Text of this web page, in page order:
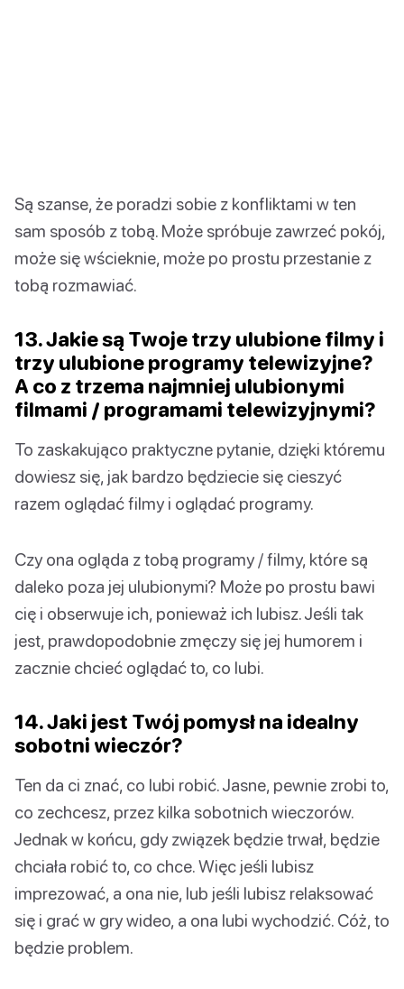
Są szanse, że poradzi sobie z konfliktami w ten
sam sposób z tobą. Może spróbuje zawrzeć pokój,
może się wścieknie, może po prostu przestanie z
tobą rozmawiać.
13. Jakie są Twoje trzy ulubione filmy i
trzy ulubione programy telewizyjne?
A co z trzema najmniej ulubionymi
filmami / programami telewizyjnymi?
To zaskakująco praktyczne pytanie, dzięki któremu
dowiesz się, jak bardzo będziecie się cieszyć
razem oglądać filmy i oglądać programy.
Czy ona ogląda z tobą programy / filmy, które są
daleko poza jej ulubionymi? Może po prostu bawi
cię i obserwuje ich, ponieważ ich lubisz. Jeśli tak
jest, prawdopodobnie zmęczy się jej humorem i
zacznie chcieć oglądać to, co lubi.
14. Jaki jest Twój pomysł na idealny
sobotni wieczór?
Ten da ci znać, co lubi robić. Jasne, pewnie zrobi to,
co zechcesz, przez kilka sobotnich wieczorów.
Jednak w końcu, gdy związek będzie trwał, będzie
chciała robić to, co chce. Więc jeśli lubisz
imprezować, a ona nie, lub jeśli lubisz relaksować
się i grać w gry wideo, a ona lubi wychodzić. Cóż, to
będzie problem.